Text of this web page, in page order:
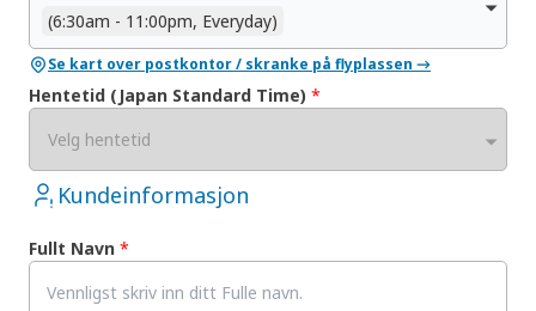
(6:30am - 11:00pm, Everyday)
Se kart over postkontor / skranke på flyplassen →
Hentetid (Japan Standard Time) *
Velg hentetid
Kundeinformasjon
Fullt Navn *